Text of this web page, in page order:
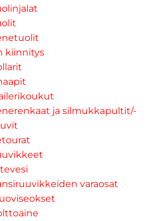
kiinnitys
ja silmukkapultit/-
varaosat